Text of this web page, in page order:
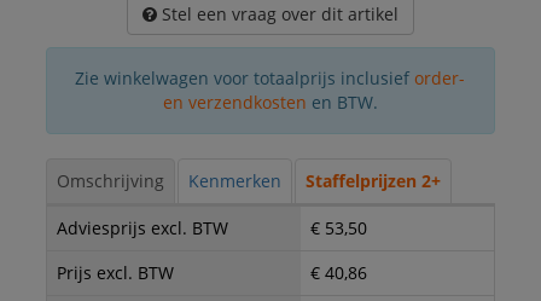
Stel een vraag over dit artikel
Zie winkelwagen voor totaalprijs inclusief order-
en verzendkosten en BTW.
Omschrijving Kenmerken Staffelprijzen 2+
Adviesprijs excl. BTW
€ 53,50
Prijs excl. BTW
€ 40,86